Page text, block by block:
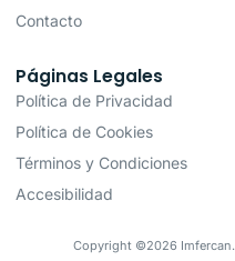
Contacto
Páginas Legales
Política de Privacidad
Política de Cookies
Términos y Condiciones
Accesibilidad
Copyright ©2026